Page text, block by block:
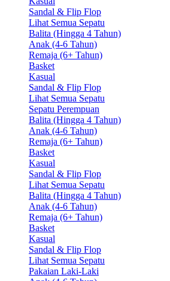
Sandal & Flip Flop
Lihat Semua Sepatu
Balita (Hingga 4 Tahun)
Anak (4-6 Tahun)
Remaja (6+ Tahun)
Basket
Kasual
Sandal & Flip Flop
Lihat Semua Sepatu
Sepatu Perempuan
Balita (Hingga 4 Tahun)
Anak (4-6 Tahun)
Remaja (6+ Tahun)
Basket
Kasual
Sandal & Flip Flop
Lihat Semua Sepatu
Balita (Hingga 4 Tahun)
Anak (4-6 Tahun)
Remaja (6+ Tahun)
Basket
Kasual
Sandal & Flip Flop
Lihat Semua Sepatu
Pakaian Laki-Laki